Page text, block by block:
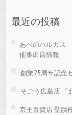
最近の投稿
あべのハルカス
催事出店情報
創業25周年記念
そごう広島店
京王百貨店 聖蹟